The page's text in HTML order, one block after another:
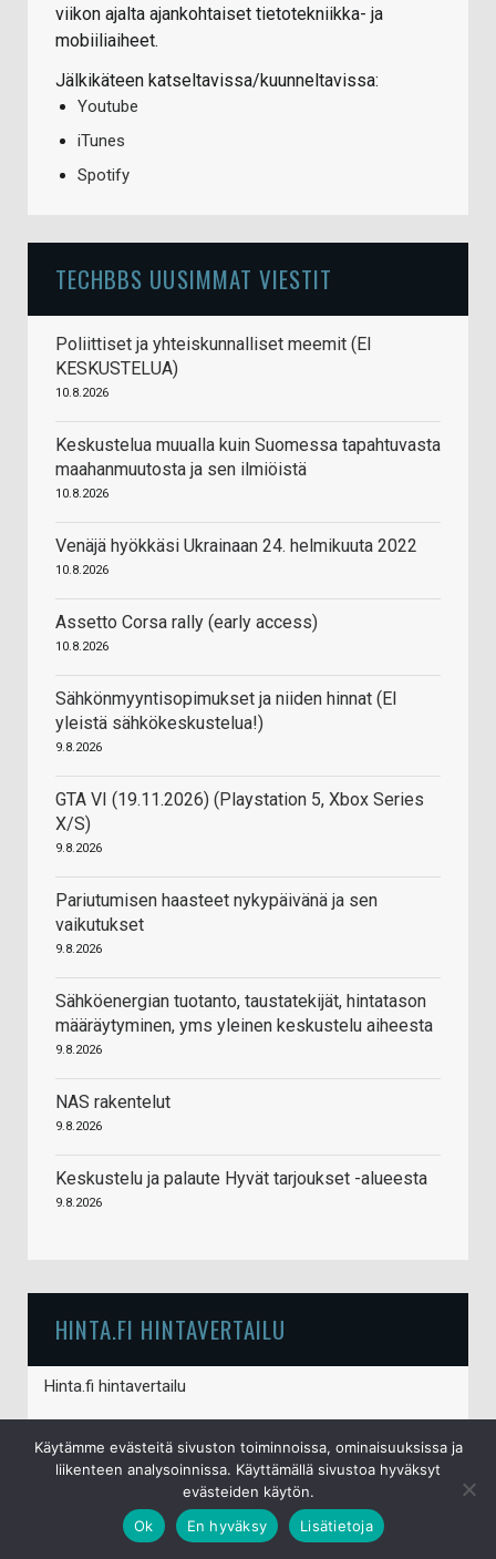
viikon ajalta ajankohtaiset tietotekniikka- ja
mobiiliaiheet.
Jälkikäteen katseltavissa/kuunneltavissa:
Youtube
iTunes
Spotify
TECHBBS UUSIMMAT VIESTIT
Poliittiset ja yhteiskunnalliset meemit (EI
KESKUSTELUA)
10.8.2026
Keskustelua muualla kuin Suomessa tapahtuvasta
maahanmuutosta ja sen ilmiöistä
10.8.2026
Venäjä hyökkäsi Ukrainaan 24. helmikuuta 2022
10.8.2026
Assetto Corsa rally (early access)
10.8.2026
Sähkönmyyntisopimukset ja niiden hinnat (EI
yleistä sähkökeskustelua!)
9.8.2026
GTA VI (19.11.2026) (Playstation 5, Xbox Series
X/S)
9.8.2026
Pariutumisen haasteet nykypäivänä ja sen
vaikutukset
9.8.2026
Sähköenergian tuotanto, taustatekijät, hintatason
määräytyminen, yms yleinen keskustelu aiheesta
9.8.2026
NAS rakentelut
9.8.2026
Keskustelu ja palaute Hyvät tarjoukset -alueesta
9.8.2026
HINTA.FI HINTAVERTAILU
Hinta.fi hintavertailu
© S&J Media Oy
Käytämme evästeitä sivuston toiminnoissa, ominaisuuksissa ja
liikenteen analysoinnissa. Käyttämällä sivustoa hyväksyt
evästeiden käytön.
Ok
En hyväksy Lisätietoja